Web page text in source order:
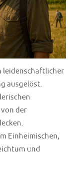
leidenschaftlicher
ausgelöst.
der
Einheimischen,
und